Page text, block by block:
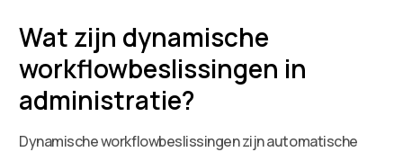
Wat zijn dynamische
workflowbeslissingen in
administratie?
Dynamische workflowbeslissingen zijn automatische